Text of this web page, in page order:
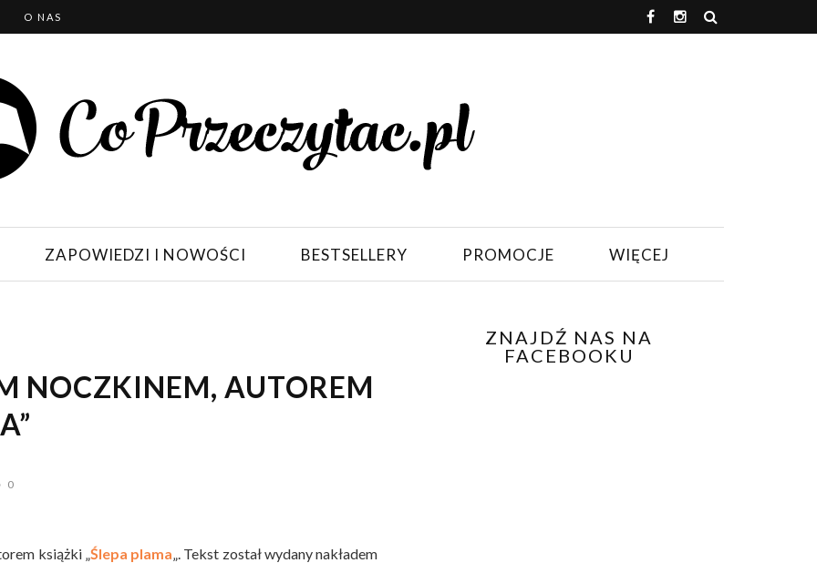
O NAS
ZAPOWIEDZI I NOWOŚCI BESTSELLERY PROMOCJE WIĘCEJ
NOCZKINEM, AUTOREM
0
książki „Ślepa plama„. Tekst został wydany nakładem
ZNAJDŹ NAS NA
FACEBOOKU